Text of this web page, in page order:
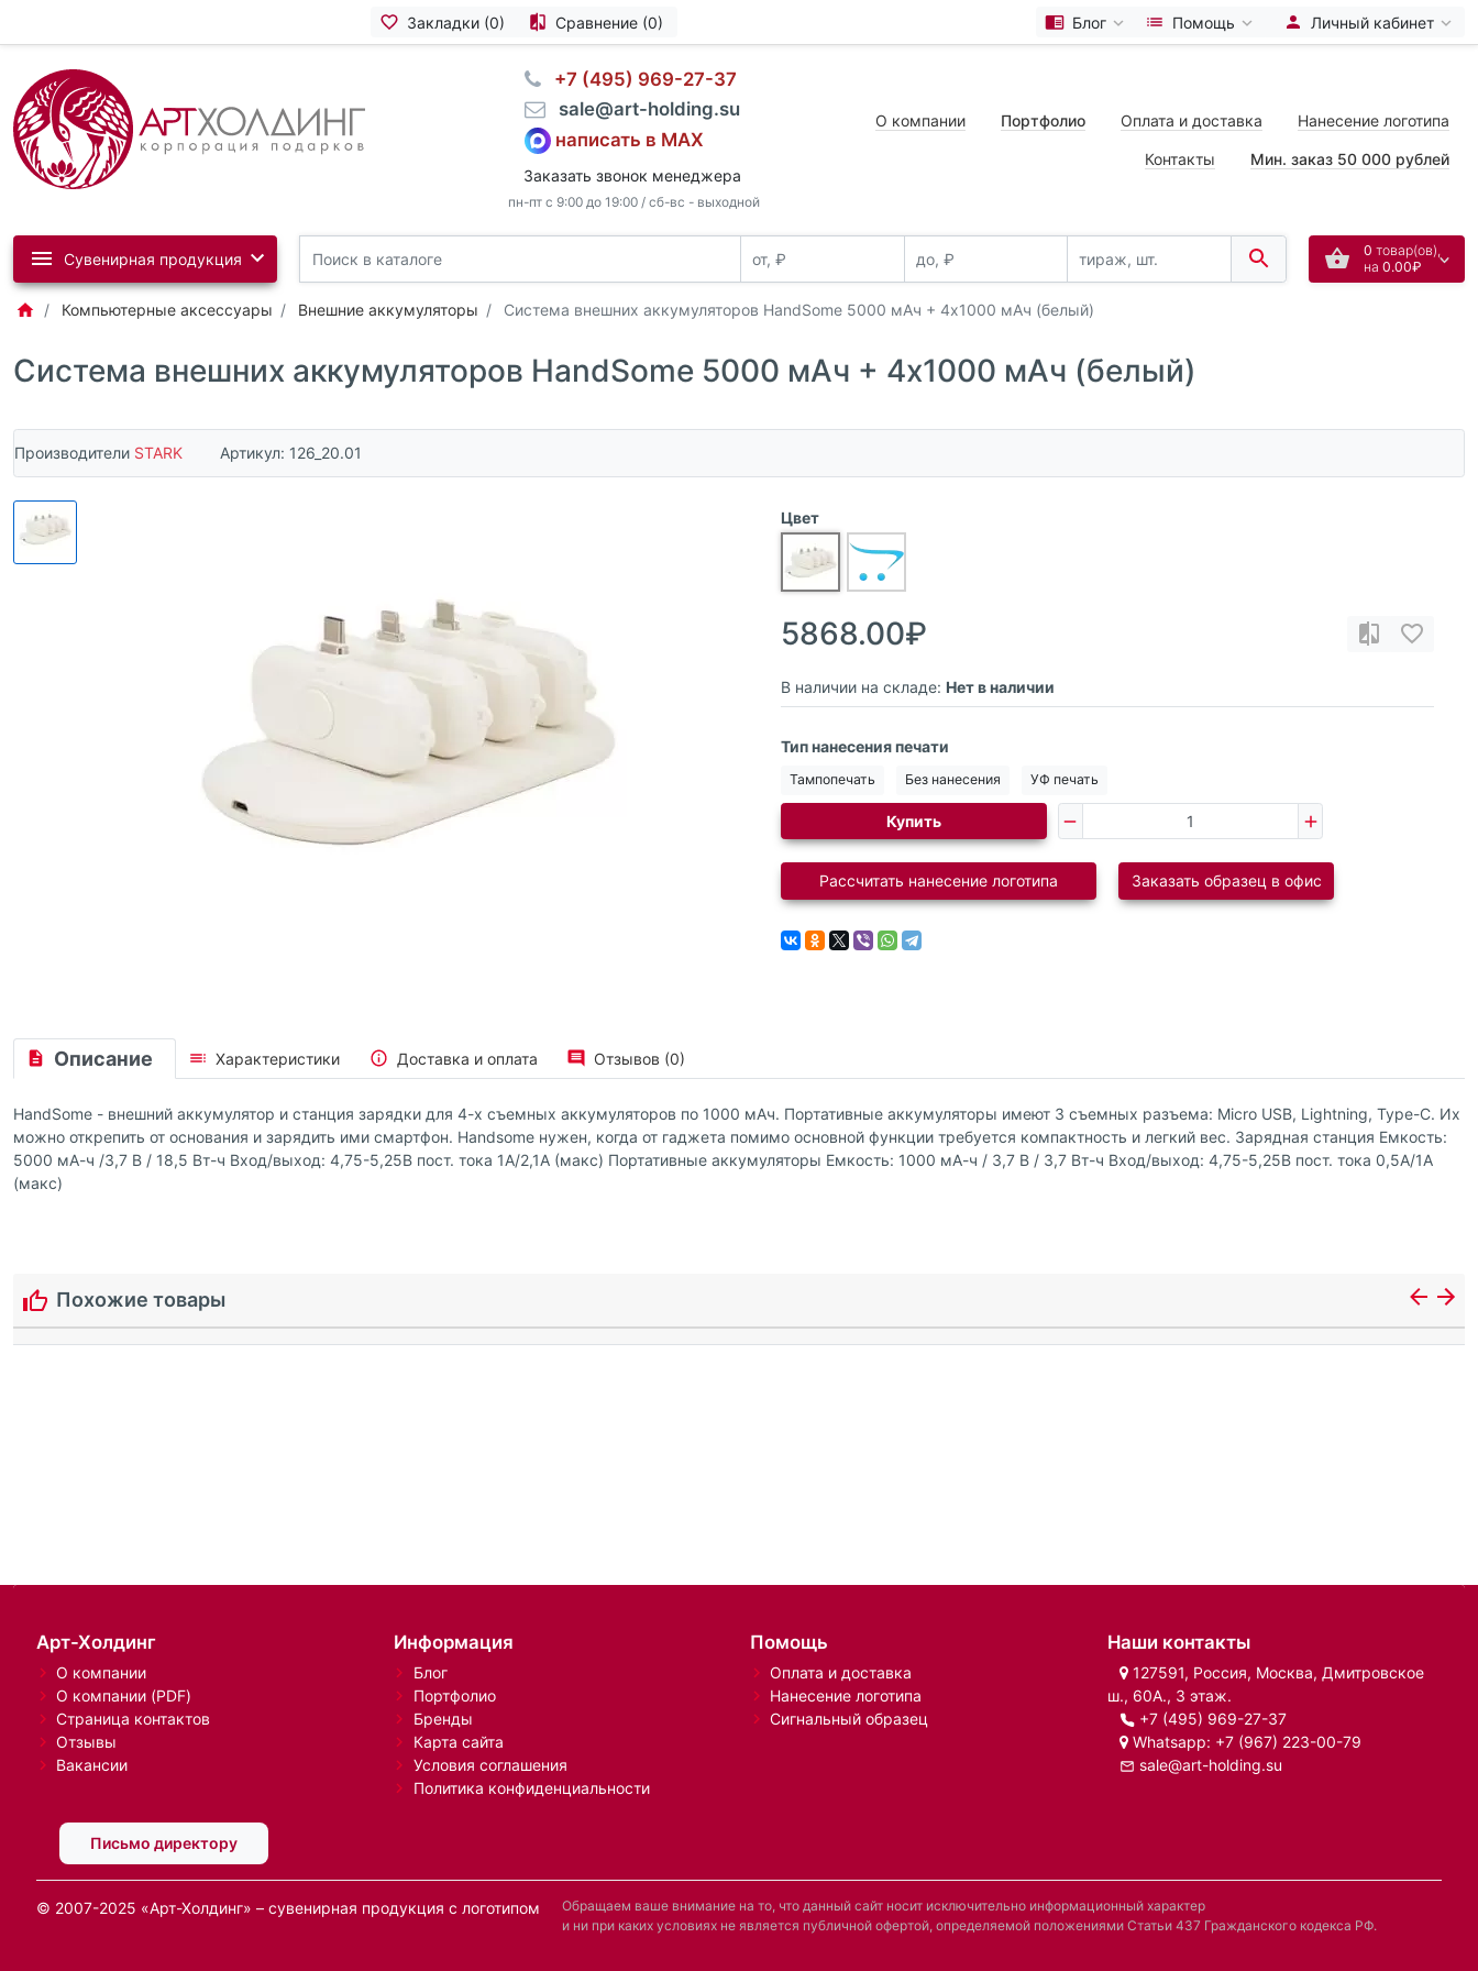
Закладки (0) Сравнение (0) Блог Помощь Личный кабинет
⠀+7 (495) 969-27-37
⠀sale@art-holding.su
написать в MAX
Заказать звонок менеджера
пн-пт с 9:00 до 19:00 / сб-вс - выходной
О компании Портфолио Оплата и доставка Нанесение логотипа
Контакты Мин. заказ 50 000 рублей
0 товар(ов),
на 0.00₽
Сувенирная продукция
Компьютерные аксессуары Внешние аккумуляторы Система внешних аккумуляторов HandSome 5000 мАч + 4x1000 мАч (белый)
Система внешних аккумуляторов HandSome 5000 мАч + 4x1000 мАч (белый)
Производители STARK Артикул: 126_20.01
Цвет
5868.00₽
В наличии на складе: Нет в наличии
Тип нанесения печати
Тампопечать Без нанесения УФ печать
Купить
Рассчитать нанесение логотипа Заказать образец в офис
Описание Характеристики Доставка и оплата Отзывов (0)
HandSome - внешний аккумулятор и станция зарядки для 4-х съемных аккумуляторов по 1000 мАч. Портативные аккумуляторы имеют 3 съемных разъема: Micro USB, Lightning, Type-C. Их
можно открепить от основания и зарядить ими смартфон. Handsome нужен, когда от гаджета помимо основной функции требуется компактность и легкий вес. Зарядная станция Емкость:
5000 мА-ч /3,7 В / 18,5 Вт-ч Вход/выход: 4,75-5,25В пост. тока 1A/2,1A (макс) Портативные аккумуляторы Емкость: 1000 мА-ч / 3,7 В / 3,7 Вт-ч Вход/выход: 4,75-5,25В пост. тока 0,5A/1A
(макс)
Похожие товары
Арт-Холдинг
О компании
О компании (PDF)
Страница контактов
Отзывы
Вакансии
Письмо директору
Информация
Блог
Портфолио
Бренды
Карта сайта
Условия соглашения
Политика конфиденциальности
Помощь
Оплата и доставка
Нанесение логотипа
Сигнальный образец
Наши контакты
127591, Россия, Москва, Дмитровское
ш., 60А., 3 этаж.
+7 (495) 969-27-37
Whatsapp: +7 (967) 223-00-79
sale@art-holding.su
© 2007-2025 «Арт-Холдинг» – сувенирная продукция с логотипом
Обращаем ваше внимание на то, что данный сайт носит исключительно информационный характер
и ни при каких условиях не является публичной офертой, определяемой положениями Статьи 437 Гражданского кодекса РФ.